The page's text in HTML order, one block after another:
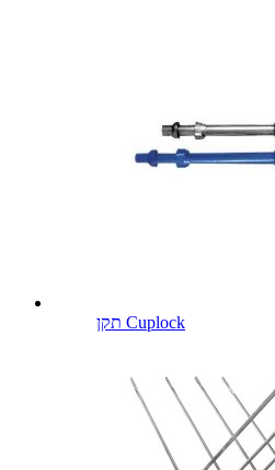
תקן Cuplock